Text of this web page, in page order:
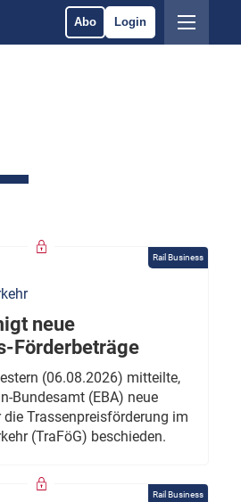
Abo Login
Rail Business
neue
Förderbeträge
(06.08.2026) mitteilte,
Bundesamt (EBA) neue
die Trassenpreisförderung im
(TraFöG) beschieden.
Rail Business